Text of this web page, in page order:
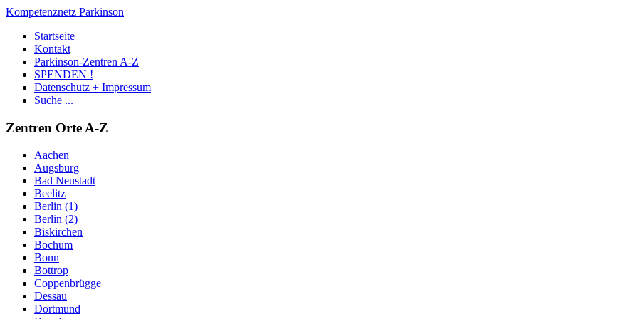
Kompetenznetz Parkinson
Startseite
Kontakt
Parkinson-Zentren A-Z
SPENDEN !
Datenschutz + Impressum
Suche ...
Zentren Orte A-Z
Aachen
Augsburg
Bad Neustadt
Beelitz
Berlin (1)
Berlin (2)
Biskirchen
Bochum
Bonn
Bottrop
Coppenbrügge
Dessau
Dortmund